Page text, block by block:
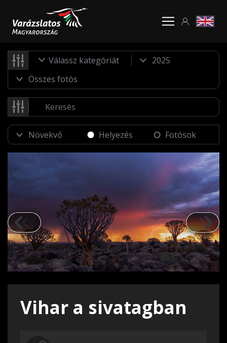
Válassz kategóriát
Helyezés Fotósok
Vihar a sivatagban